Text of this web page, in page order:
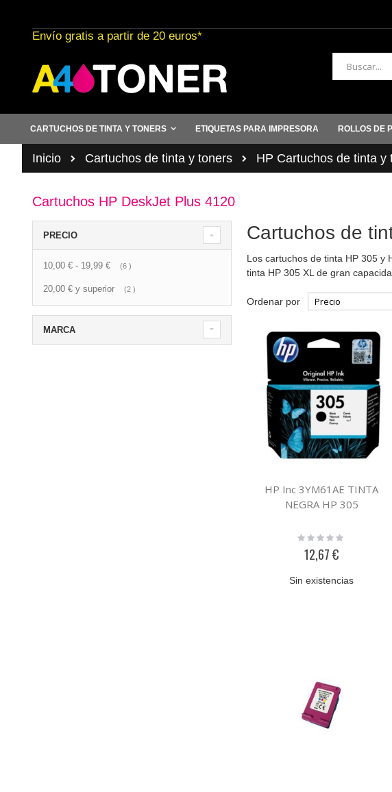
al
contenido
Envío gratis a partir de 20 euros*
Buscar
CARTUCHOS DE TINTA Y TONERS ETIQUETAS PARA IMPRESORA ROLLOS DE
Inicio Cartuchos de tinta y toners HP Cartuchos de tinta y
Cartuchos HP DeskJet Plus 4120
Cartuchos de
Los cartuchos de tinta HP 305 y
tinta HP 305 XL de gran
Ordenar por
HP Inc 3YM61AE TINTA
NEGRA HP 305
Rating:
12,67 €
Sin existencias
PRECIO
10,00 € - 19,99 € 6 artículo
20,00 € y superior 2 artículo
MARCA